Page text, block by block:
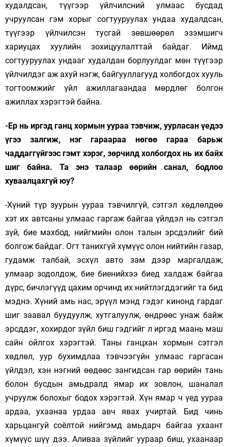
худалдсан, түүгээр үйлчилсний улмаас бусдад
учруулсан гэм хорыг согтууруулах ундаа худалдсан,
түүгээр үйлчилсэн тусгай зөвшөөрөл эзэмшигч
хариуцах хуулийн зохицуулалттай байдаг. Иймд
согтууруулах ундааг худалдан борлуулдаг мөн түүгээр
үйлчилдэг аж ахуй нэгж, байгууллагууд холбогдох хууль
тогтоомжийг үйл ажиллагаандаа мөрдлөг болгон
ажиллах хэрэгтэй байна.
-Ер нь иргэд ганц хормын уураа тэвчиж, уурласан үедээ
үгээ залгиж, нэг гараараа нөгөө гараа барьж
чаддаггүйгээс гэмт хэрэг, зөрчилд холбогдох нь их байх
шиг байна. Та энэ талаар өөрийн санал, бодлоо
хуваалцахгүй юу?
-Хүний түр зуурын уураа тэвчилгүй, сэтгэл хөдлөлдөө
хэт их автсаны улмаас гаргаж байгаа үйлдэл нь сэтгэл
зүй, бие махбод, нийгмийн олон талын эрсдэлийг бий
болгож байдаг. Огт танихгүй хүмүүс олон нийтийн газар,
гудамж талбай, эсхүл авто зам дээр маргалдаж,
улмаар зодолдож, бие биенийхээ биед халдаж байгаа
дүрс, бичлэгүүд цахим орчинд их нийтлэгддэгийг та бид
мэднэ. Хүний амь нас, эрүүл мэнд гэдэг кинонд гардаг
шиг заавал буудуулж, хутгалуулж, өндрөөс унаж байж
эрсддэг, хохирдог зүйл биш гэдгийг л иргэд маань маш
сайн ойлгох хэрэгтэй. Таны ганцхан хормын сэтгэл
хөдлөл, уур бухимдлаа тэвчээгүйн улмаас гаргасан
үйлдэл, хэн нэгний өөдөөс зангидсан гар өөрийн тань
болон бусдын амьдралд ямар их зовлон, шаналал
учруулж болохыг бодох хэрэгтэй. Хүн ямар ч үед уураа
ардаа, ухаанаа урдаа авч явах учиртай. Бид чинь
харьцангуй соёлтой нийгэмд амьдарч байгаа ухаант
хүмүүс шүү дээ. Аливаа зүйлийг уураар биш, ухаанаар